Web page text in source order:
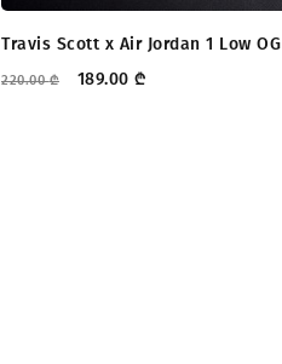
Travis Scott x Air Jordan 1 Low OG
220.00₾ 189.00 ₾